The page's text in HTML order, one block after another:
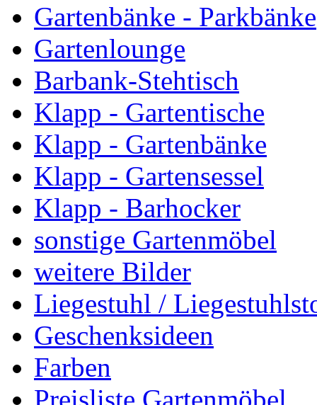
Gartenbänke - Parkbänke
Gartenlounge
Barbank-Stehtisch
Klapp - Gartentische
Klapp - Gartenbänke
Klapp - Gartensessel
Klapp - Barhocker
sonstige Gartenmöbel
weitere Bilder
Liegestuhl /
Geschenksideen
Farben
Preisliste Gartenmöbel